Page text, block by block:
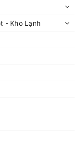
- Kho Lạnh